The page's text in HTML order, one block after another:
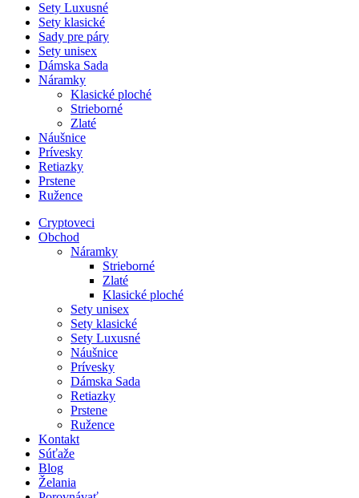
Sety Luxusné
Sety klasické
Sady pre páry
Sety unisex
Dámska Sada
Náramky
Klasické ploché
Strieborné
Zlaté
Náušnice
Prívesky
Retiazky
Prstene
Ružence
Cryptoveci
Obchod
Náramky
Strieborné
Zlaté
Klasické ploché
Sety unisex
Sety klasické
Sety Luxusné
Náušnice
Prívesky
Dámska Sada
Retiazky
Prstene
Ružence
Kontakt
Súťaže
Blog
Želania